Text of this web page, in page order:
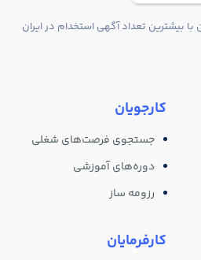
کارجویان
جستجوی فرصت‌های شغلی
دوره‌های آموزشی
رزومه ساز
کارفرمایان